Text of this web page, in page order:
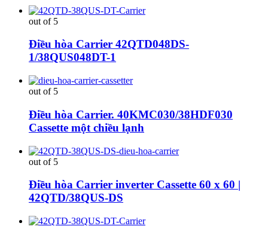
out of 5
Điều hòa Carrier 42QTD048DS-
1/38QUS048DT-1
out of 5
Điều hòa Carrier. 40KMC030/38HDF030
Cassette một chiều lạnh
out of 5
Điều hòa Carrier inverter Cassette 60 x 60 |
42QTD/38QUS-DS